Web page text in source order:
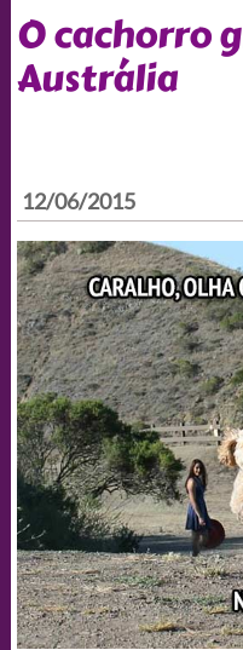
O cachorro
Austrália
12/06/2015